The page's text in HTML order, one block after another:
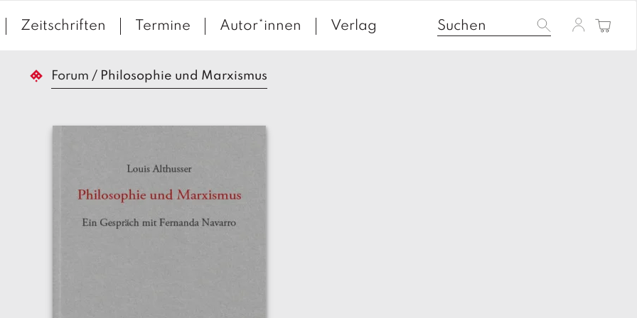
Zeitschriften Termine Autor*innen Verlag
Forum / Philosophie und Marxismus